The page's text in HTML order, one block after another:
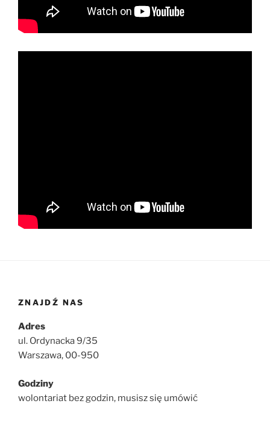
ZNAJDŹ NAS
Adres
ul. Ordynacka 9/35
Warszawa, 00-950
Godziny
wolontariat bez godzin, musisz się umówić